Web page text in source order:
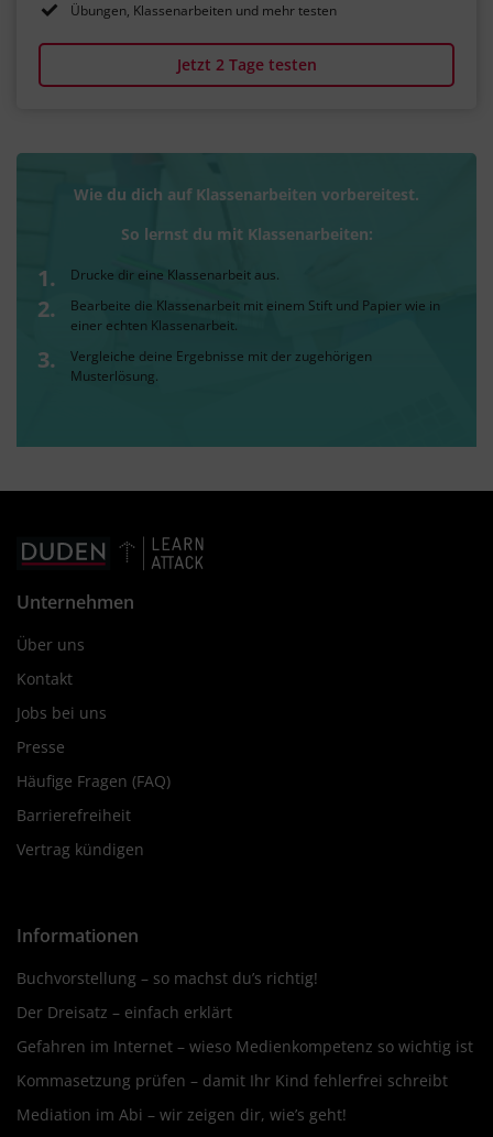
Übungen, Klassenarbeiten und mehr testen
Jetzt 2 Tage testen
Wie du dich auf Klassenarbeiten vorbereitest.
So lernst du mit Klassenarbeiten:
Drucke dir eine Klassenarbeit aus.
Bearbeite die Klassenarbeit mit einem Stift und Papier wie in
einer echten Klassenarbeit.
Vergleiche deine Ergebnisse mit der zugehörigen
Musterlösung.
Unternehmen
Über uns
Kontakt
Jobs bei uns
Presse
Häufige Fragen (FAQ)
Barrierefreiheit
Vertrag kündigen
Informationen
Buchvorstellung – so machst du’s richtig!
Der Dreisatz – einfach erklärt
Gefahren im Internet – wieso Medienkompetenz so wichtig ist
Kommasetzung prüfen – damit Ihr Kind fehlerfrei schreibt
Mediation im Abi – wir zeigen dir, wie’s geht!